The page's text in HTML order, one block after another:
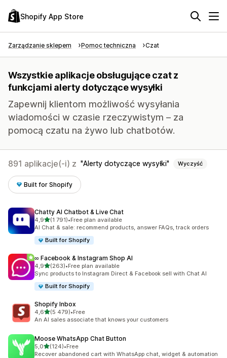
Shopify App Store
Zarządzanie sklepem Pomoc techniczna Czat
Wszystkie aplikacje obsługujące czat z
funkcjami alerty dotyczące wysyłki
Zapewnij klientom możliwość wysyłania
wiadomości w czasie rzeczywistym – za
pomocą czatu na żywo lub chatbotów.
891 aplikacje(-i) z Alerty dotyczące wysyłki Wyczyść
Built for Shopify
Chatty AI Chatbot & Live Chat
4,9na 5 gwiazdek
(1 791)
Łączna liczba recenzji: 1791
•Free plan available
AI Chat & sale: recommend products, answer FAQs, track orders
Built for Shopify
∞ Facebook & Instagram Shop AI
4,9na 5 gwiazdek
(263)
Łączna liczba recenzji: 263
•Free plan available
Sync products to Instagram Direct & Facebook sell with Chat AI
Built for Shopify
Shopify Inbox
4,6na 5 gwiazdek
(5 479)
Łączna liczba recenzji: 5479
•Free
An AI sales associate that knows your customers
Moose WhatsApp Chat Button
5,0na 5 gwiazdek
(124)
Łączna liczba recenzji: 124
•Free
Recover abandoned cart with WhatsApp chat, widget & automation